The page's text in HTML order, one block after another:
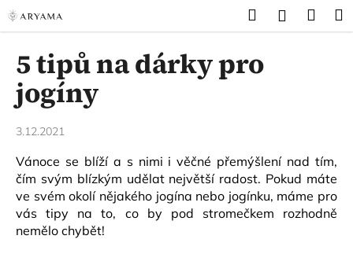
Přejít
na
obsah
Hledat
5 tipů na dárky pro
jogíny
3.12.2021
Vánoce se blíží a s nimi i věčné přemýšlení nad tím,
čím svým blízkým udělat největší radost. Pokud máte
ve svém okolí nějakého jogína nebo jogínku, máme pro
vás tipy na to, co by pod stromečkem rozhodně
nemělo chybět!
K
o
C
o
p
t
ř
e
b